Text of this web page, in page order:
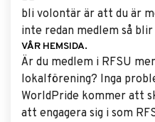
bli volontär är att du är
inte redan medlem så
VÅR HEMSIDA.
Är du medlem i RFSU
lokalförening? Inga
WorldPride kommer att
att engagera sig i som